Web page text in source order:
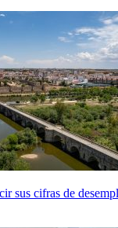
sus cifras de